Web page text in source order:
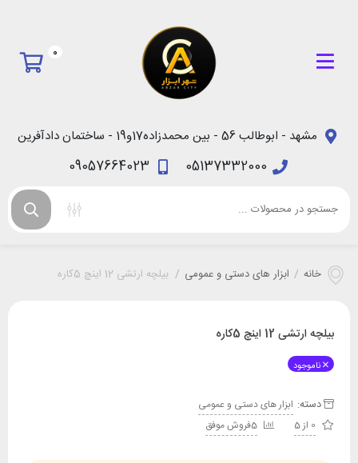
0
مشهد - ابوطالب 56 - بین محمدزاده17و19 - ساختمان دادآفرین
05137332000
09057664023
خانه / ابزار های دستی و عمومی / بیلچه ارتشی 12 اینچ 5کاره
بیلچه ارتشی 12 اینچ 5کاره
ناموجود
دسته: ابزار های دستی و عمومی
0 از 5
5فروش موفق